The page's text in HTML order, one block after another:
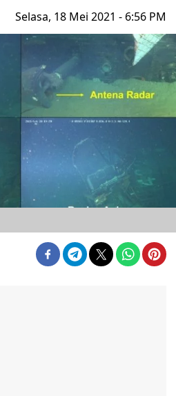
Selasa, 18 Mei 2021 - 6:56 PM